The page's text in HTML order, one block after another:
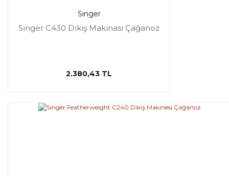
Singer
Singer C430 Dikiş Makinası Çağanoz
2.380,43 TL